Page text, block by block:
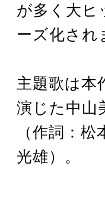
が多く大
ーズ化され
主題歌は本
演じた中山
（作詞：
光雄）。